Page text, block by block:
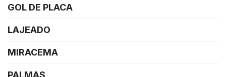
GOL DE PLACA
LAJEADO
MIRACEMA
PALMAS